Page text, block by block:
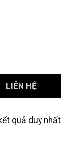
LIÊN HỆ
quả duy nhất